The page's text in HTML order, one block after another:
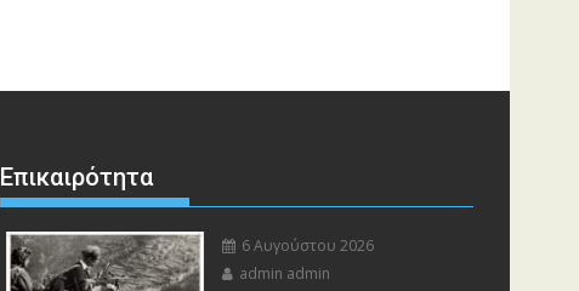
Επικαιρότητα
6 Αυγούστου 2026
admin admin